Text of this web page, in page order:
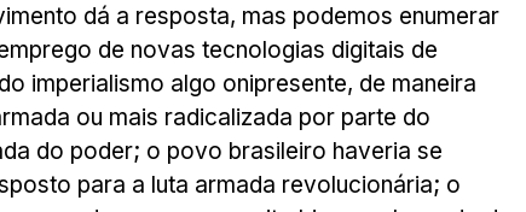
dá a resposta, mas podemos enumerar
de novas tecnologias digitais de
imperialismo algo onipresente, de maneira
ou mais radicalizada por parte do
do poder; o povo brasileiro haveria se
para a luta armada revolucionária; o